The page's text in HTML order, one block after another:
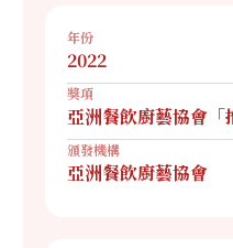
年份
2022
獎項
亞洲餐飲廚藝協會
頒發機構
亞洲餐飲廚藝協會